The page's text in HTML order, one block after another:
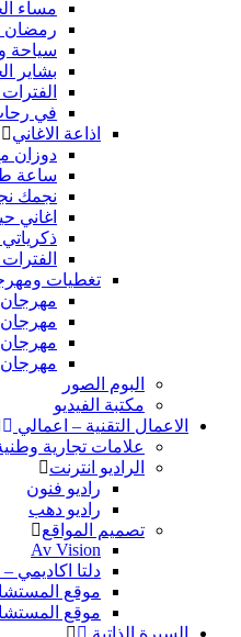
مساء
رمضان
سياحة
بشاير
في
اذاعة الاغاني
دوزان
ساعة
نجمك
اغاني
تغطيات
مهرجان
مهرجان
مهرجان
مهرجان
البوم الصور
مكتبة الفيديو
الاعمال التقنية – اعمالي
علامات تجارية
الراديو انترنت
راديو فنون
راديو دهب
تصميم المواقع
Av Vision
دلتا اكاديمي
موقع
موقع
السيرة الذاتية